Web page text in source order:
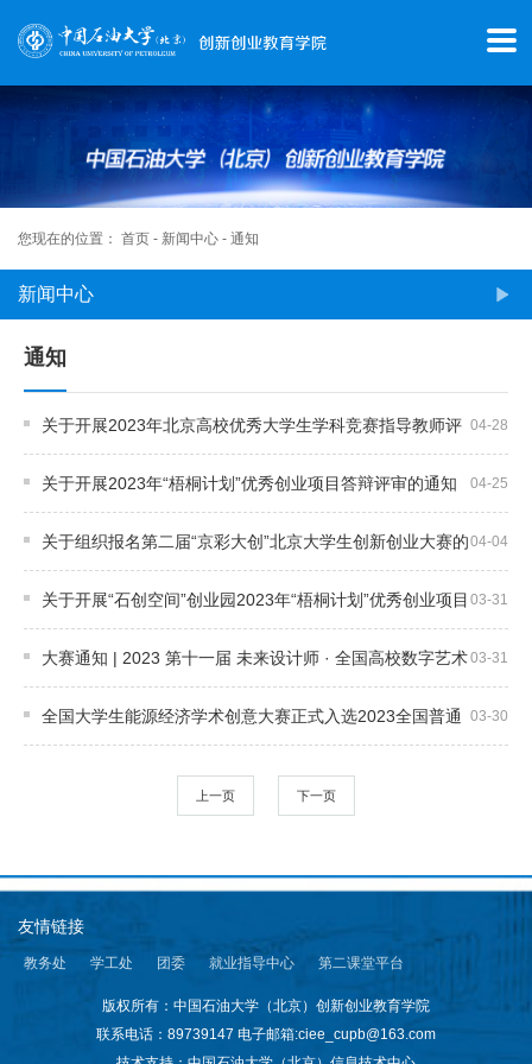
首
况
队
伍
闻
心
竞
您现在的位置： 首页 - 新闻中心 - 通知
新闻中心
通知
04-28
关于开展2023年北京高校优秀大学生学科竞赛指导教师评
选工作的通知
04-25
关于开展2023年“梧桐计划”优秀创业项目答辩评审的通知
04-04
关于组织报名第二届“京彩大创”北京大学生创新创业大赛的
通知
03-31
关于开展“石创空间”创业园2023年“梧桐计划”优秀创业项目
遴选的通知
03-31
大赛通知 | 2023 第十一届 未来设计师 · 全国高校数字艺术
设计大赛（NCDA）
03-30
全国大学生能源经济学术创意大赛正式入选2023全国普通
高校大学生竞赛目录
上一页 下一页
友情链接
教务处 学工处 团委 就业指导中心 第二课堂平台
版权所有：中国石油大学（北京）创新创业教育学院
联系电话：89739147 电子邮箱:ciee_cupb@163.com